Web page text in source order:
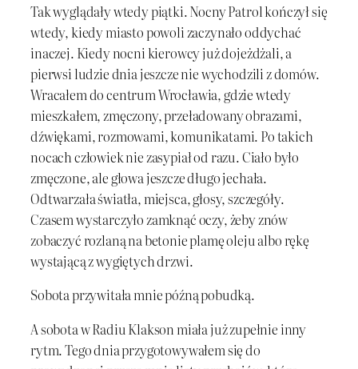
Tak wyglądały wtedy piątki. Nocny Patrol kończył się
wtedy, kiedy miasto powoli zaczynało oddychać
inaczej. Kiedy nocni kierowcy już dojeżdżali, a
pierwsi ludzie dnia jeszcze nie wychodzili z domów.
Wracałem do centrum Wrocławia, gdzie wtedy
mieszkałem, zmęczony, przeładowany obrazami,
dźwiękami, rozmowami, komunikatami. Po takich
nocach człowiek nie zasypiał od razu. Ciało było
zmęczone, ale głowa jeszcze długo jechała.
Odtwarzała światła, miejsca, głosy, szczegóły.
Czasem wystarczyło zamknąć oczy, żeby znów
zobaczyć rozlaną na betonie plamę oleju albo rękę
wystającą z wygiętych drzwi.
Sobota przywitała mnie późną pobudką.
A sobota w Radiu Klakson miała już zupełnie inny
rytm. Tego dnia przygotowywałem się do